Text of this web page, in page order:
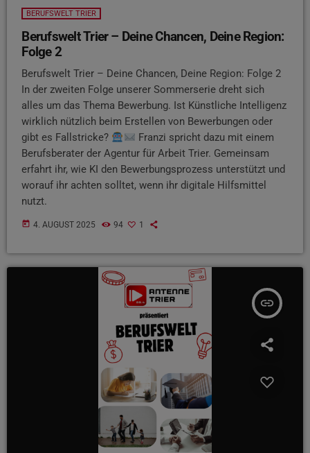
BERUFSWELT TRIER
Berufswelt Trier – Deine Chancen, Deine Region:
Folge 2
Berufswelt Trier – Deine Chancen, Deine Region: Folge 2
In der zweiten Folge unserer Sommerserie dreht sich
alles um das Thema Bewerbung. Ist Künstliche Intelligenz
wirklich nützlich beim Erstellen von Bewerbungen oder
gibt es Fallstricke?
Franzi spricht dazu mit einem
Berufsberater der Agentur für Arbeit Trier. Gemeinsam
erfahrt ihr, wie KI den Bewerbungsprozess unterstützt und
worauf ihr achten solltet, wenn ihr digitale Hilfsmittel
nutzt.
today 4. AUGUST 2025 94 1
insert_link